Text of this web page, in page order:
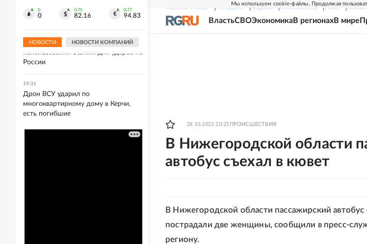
Мы используем cookie-файлы. Продолжая
СВЕЖИЙ НОМЕР РГ-НЕДЕЛЯ РОДИНА ПРИЛОЖЕНИЯ СОЮЗ
ВластьСВОЭкономикаВ регионахВ мире
28.10.2023 20:25 ПРОИСШЕСТВИЯ
В Нижегородской области
автобус съехал в кювет
В Нижегородской области пассажирский автобус
пострадали две женщины, сообщили в пресс-
региону.
0
0
0.75
82.16
0.77
94.83
НОВОСТИ НОВОСТИ КОМПАНИЙ
Шекснинского водохранилища
Atlantic: Маск отказывает Украине в
использовании Starlink для ударов по
России
19:31
Дрон ВСУ ударил по
многоквартирному дому в Керчи,
есть погибшие